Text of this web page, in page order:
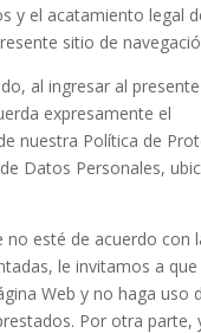
y el acatamiento legal
sitio de
al ingresar al
expresamente el
nuestra Política de
Datos Personales,
no esté de acuerdo con
le invitamos a que
Web y no haga uso
Por otra parte,